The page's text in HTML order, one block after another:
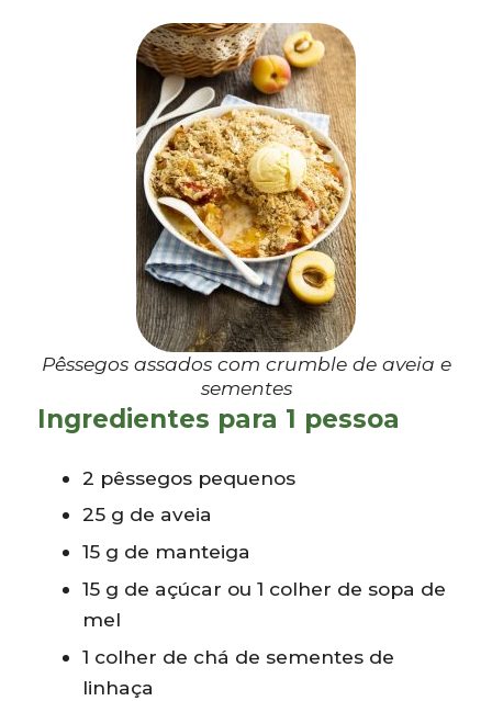
Pêssegos assados com crumble de aveia e
sementes
Ingredientes para 1 pessoa
2 pêssegos pequenos
25 g de aveia
15 g de manteiga
15 g de açúcar ou 1 colher de sopa de
mel
1 colher de chá de sementes de
linhaça